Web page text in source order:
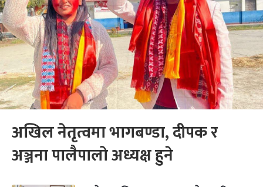
अखिल नेतृत्वमा भागबण्डा, दीपक र
अञ्जना पालैपालो अध्यक्ष हुने